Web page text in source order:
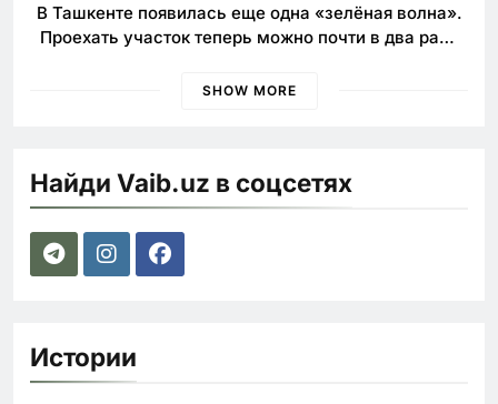
В Ташкенте появилась еще одна «зелёная волна».
Проехать участок теперь можно почти в два раза
SHOW MORE
Найди Vaib.uz в соцсетях
Истории